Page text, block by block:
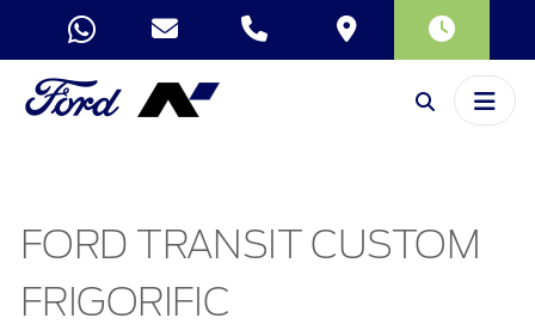
FORD TRANSIT CUSTOM
FRIGORIFIC